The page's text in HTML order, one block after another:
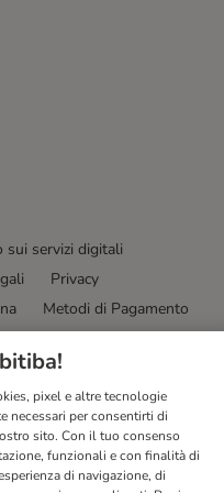
sui servizi digitali
Privacy
Metodi di Pagamento
& Vantaggi
pixel e altre tecnologie
necessari per consentirti di
sito. Con il tuo consenso
funzionali e con finalità di
di navigazione, di